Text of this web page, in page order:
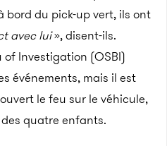
bord du pick-up vert, ils ont
avec lui», disent-ils.
of Investigation (OSBI)
événements, mais il est
le feu sur le véhicule,
quatre enfants.